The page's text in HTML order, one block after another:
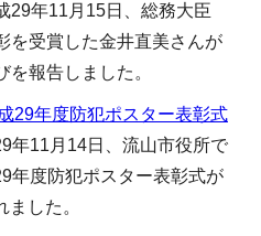
29年11月15日、総務大臣
を受賞した金井直美さんが
報告しました。
29年度防犯ポスター表彰式
年11月14日、流山市役所で
年度防犯ポスター表彰式が
ました。